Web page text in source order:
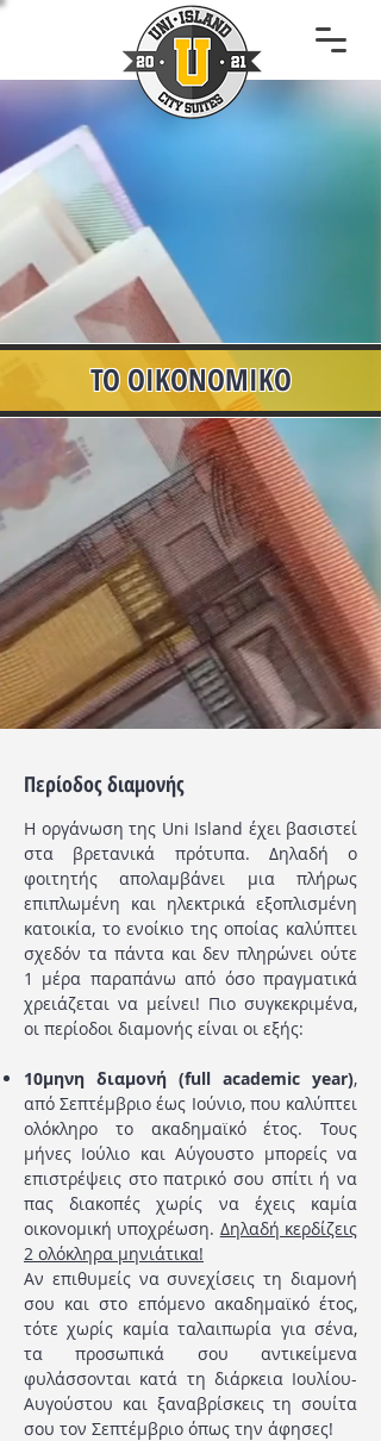
ΤΟ ΟΙΚΟΝΟΜΙΚΟ
Περίοδος διαμονής
Η οργάνωση της Uni Island έχει βασιστεί
στα βρετανικά πρότυπα. Δηλαδή ο
φοιτητής απολαμβάνει μια πλήρως
επιπλωμένη και ηλεκτρικά εξοπλισμένη
κατοικία, το ενοίκιο της οποίας καλύπτει
σχεδόν τα πάντα και δεν πληρώνει ούτε
1 μέρα παραπάνω από όσο πραγματικά
χρειάζεται να μείνει! Πιο συγκεκριμένα,
οι περίοδοι διαμονής είναι οι εξής:
10μηνη διαμονή (full academic year),
από Σεπτέμβριο έως Ιούνιο, που καλύπτει
ολόκληρο το ακαδημαϊκό έτος. Τους
μήνες Ιούλιο και Αύγουστο μπορείς να
επιστρέψεις στο πατρικό σου σπίτι ή να
πας διακοπές χωρίς να έχεις καμία
οικονομική υποχρέωση. Δηλαδή κερδίζεις
2 ολόκληρα μηνιάτικα!
Αν επιθυμείς να συνεχίσεις τη διαμονή
σου και στο επόμενο ακαδημαϊκό έτος,
τότε χωρίς καμία ταλαιπωρία για σένα,
τα προσωπικά σου αντικείμενα
φυλάσσονται κατά τη διάρκεια Ιουλίου-
Αυγούστου και ξαναβρίσκεις τη σουίτα
σου τον Σεπτέμβριο όπως την άφησες!